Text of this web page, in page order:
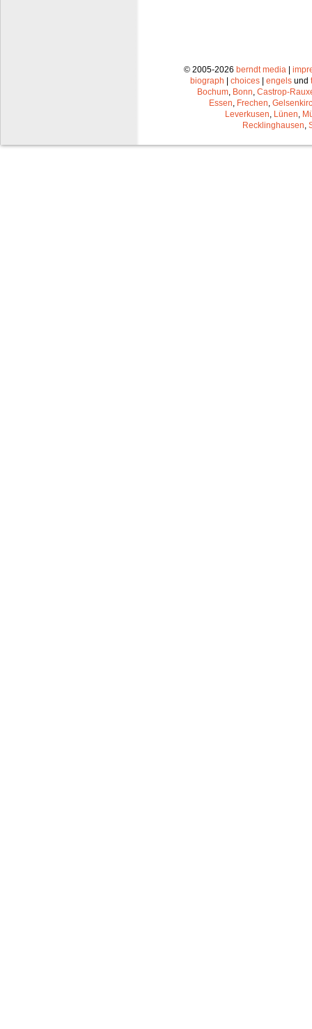
© 2005-2026 berndt media |
biograph | choices | engels und
Bochum Bonn Castrop-
Essen Frechen
Leverkusen Lünen
Recklinghausen